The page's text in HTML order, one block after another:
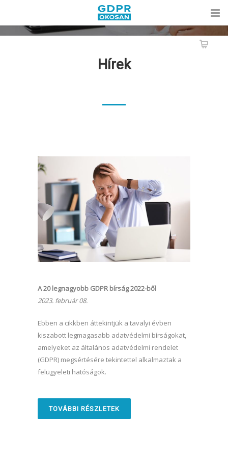
Hírek
A 20 legnagyobb GDPR bírság 2022-ből
2023. február 08.
Ebben a cikkben áttekintjük a tavalyi évben
kiszabott legmagasabb adatvédelmi bírságokat,
amelyeket az általános adatvédelmi rendelet
(GDPR) megsértésére tekintettel alkalmaztak a
felügyeleti hatóságok.
TOVÁBBI RÉSZLETEK